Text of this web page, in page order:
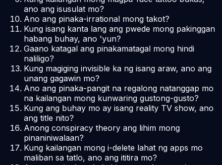
ano ang isusulat mo?
Ano ang pinaka-irrational mong takot?
Kung isang kanta lang ang pwede mong pakinggan
habang buhay, ano 'yun?
Gaano katagal ang pinakamatagal mong hindi
naliligo?
Kung magiging invisible ka ng isang araw, ano ang
unang gagawin mo?
Ano ang pinaka-pangit na regalong natanggap mo
na kailangan mong kunwaring gustong-gusto?
Kung ang buhay mo ay isang reality TV show, ano
ang title nito?
Anong conspiracy theory ang lihim mong
pinaniniwalaan?
Kung kailangan mong i-delete lahat ng apps mo
maliban sa tatlo, ano ang ititira mo?